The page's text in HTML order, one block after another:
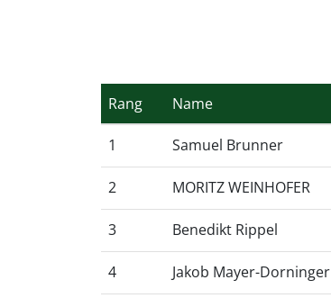
Rang Name
1 Samuel Brunner
2 MORITZ WEINHOFER
3 Benedikt Rippel
4 Jakob Mayer-Dorninger